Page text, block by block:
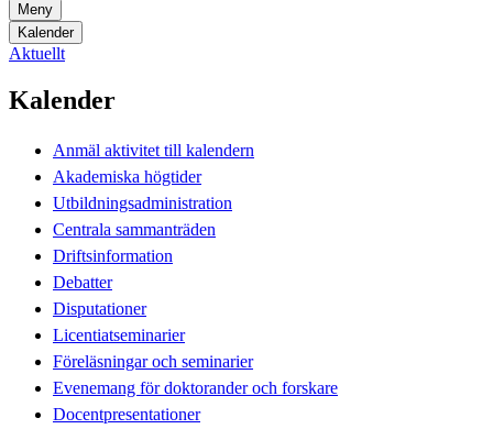
Meny
Kalender
Aktuellt
Kalender
Anmäl aktivitet till kalendern
Akademiska högtider
Utbildningsadministration
Centrala sammanträden
Driftsinformation
Debatter
Disputationer
Licentiatseminarier
Föreläsningar och seminarier
Evenemang för doktorander och forskare
Docentpresentationer